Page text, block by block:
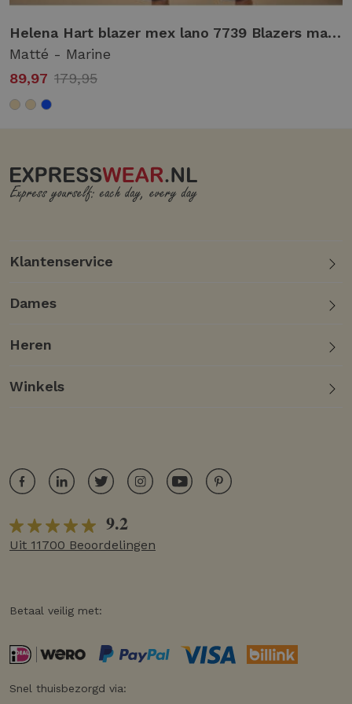
Helena Hart blazer mex lano 7739 Blazers matté - marine
Matté - Marine
89,97 179,95
Klantenservice
Dames
Heren
Winkels
9.2
Uit 11700 Beoordelingen
Betaal veilig met:
Snel thuisbezorgd via: